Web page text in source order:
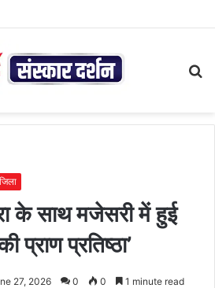
के साथ मजेसरी में हुई
प्राण प्रतिष्ठा’
27, 2026 0 0 1 minute read